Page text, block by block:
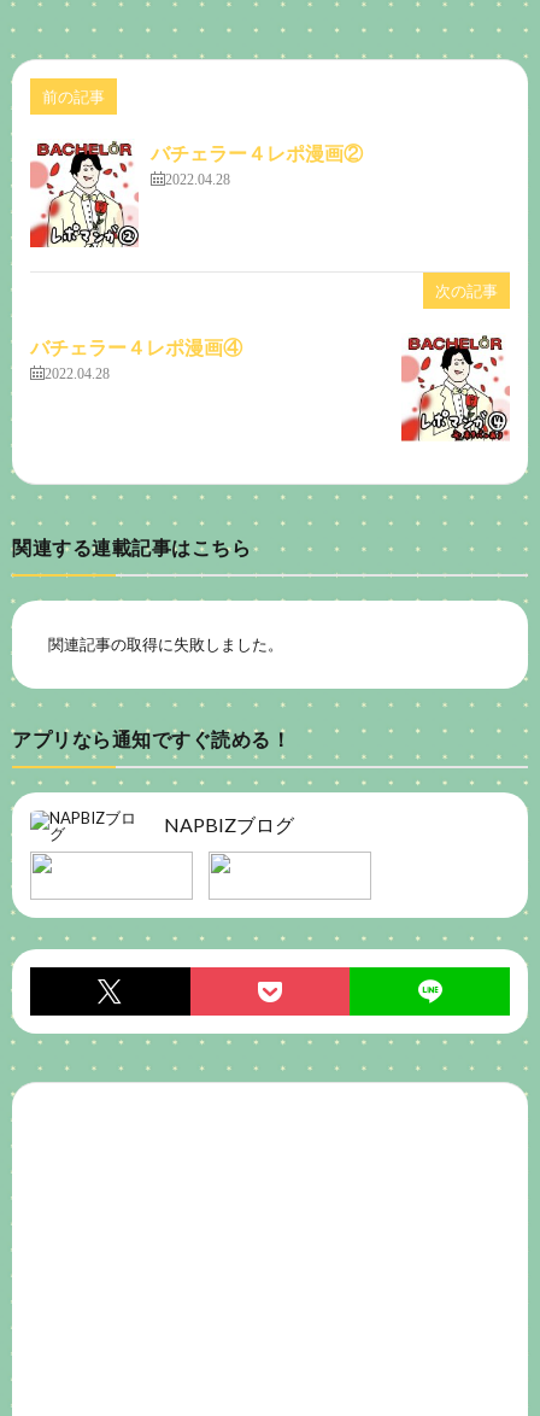
前の記事
バチェラー４レポ漫画②
2022.04.28
次の記事
バチェラー４レポ漫画④
2022.04.28
関連する連載記事はこちら
関連記事の取得に失敗しました。
アプリなら通知ですぐ読める！
NAPBIZブログ